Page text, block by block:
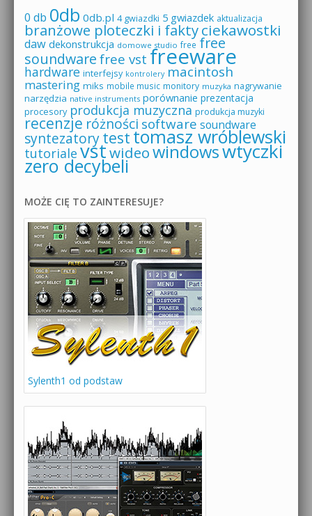
0 db 0db 0db.pl 4 gwiazdki 5 gwiazdek aktualizacja
branżowe ploteczki i faktyciekawostki
daw dekonstrukcja domowe studio free free
soundware free vst freeware
hardware interfejsy kontrolery macintosh
mastering miks mobile music monitory muzyka nagrywanie
narzędzia native instruments porównanie prezentacja
procesory produkcja muzyczna produkcja muzyki
recenzje różności software soundware
syntezatorytesttomasz wróblewski
tutoriale vstwideowindowswtyczki
zero decybeli
MOŻE CIĘ TO ZAINTERESUJE?
Sylenth1 od podstaw